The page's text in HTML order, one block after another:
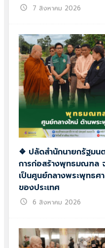
schedule 7 สิงหาคม 2026
❖ ปลัดสำนักนายกรัฐมน
การก่อสร้างพุทธมณฑล
เป็นศูนย์กลางพระพุทธศ
ของประเทศ
schedule 6 สิงหาคม 2026